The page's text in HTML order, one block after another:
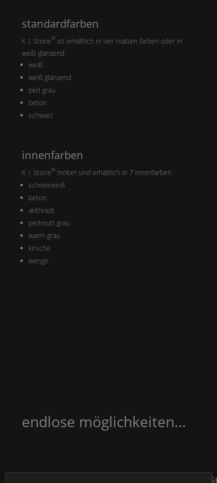
standardfarben
K | Stone®ist erhältlich in vier matten farben oder in
weiß glänzend
weiß
weiß glänzend
perl grau
beton
schwarz
innenfarben
K | Stone®möbel sind erhältlich in 7 innenfarben.
schneeweiß
beton
anthrazit
perlmutt grau
warm grau
kirsche
wenge
endlose möglichkeiten...
spezialausführungen